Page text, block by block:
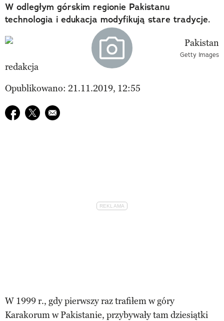
Polecane
W odległym górskim regionie Pakistanu
technologia i edukacja modyfikują stare tradycje.
Getty Images
redakcja
Opublikowano: 21.11.2019, 12:55
Udostępnij na facebook
Udostępnij na twitter
E-mail do przyjaciela
W 1999 r., gdy pierwszy raz trafiłem w góry
Karakorum w Pakistanie, przybywały tam dziesiątki